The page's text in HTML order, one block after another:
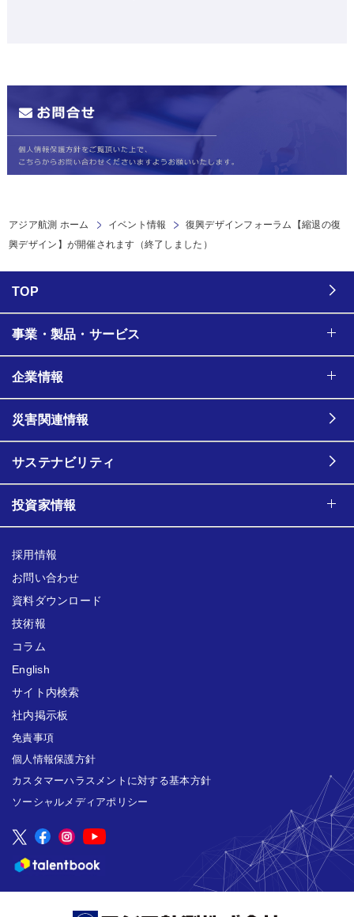
アジア航測 ホーム イベント情報
復興デザインフォーラム【縮退の復
興デザイン】が開催されます（終了しました）
TOP
事業・製品・サービス
企業情報
災害関連情報
サステナビリティ
投資家情報
採用情報
お問い合わせ
資料ダウンロード
技術報
コラム
English
サイト内検索
社内掲示板
免責事項
個人情報保護方針
カスタマーハラスメントに対する基本方針
ソーシャルメディアポリシー